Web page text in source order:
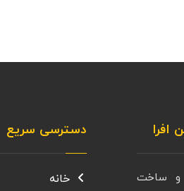
افرا
و ساخت
دسترسی سریع
خانه